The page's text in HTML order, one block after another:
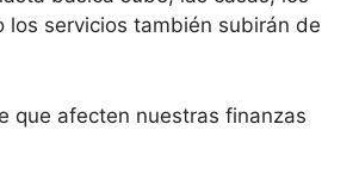
los servicios también subirán de
que afecten nuestras finanzas